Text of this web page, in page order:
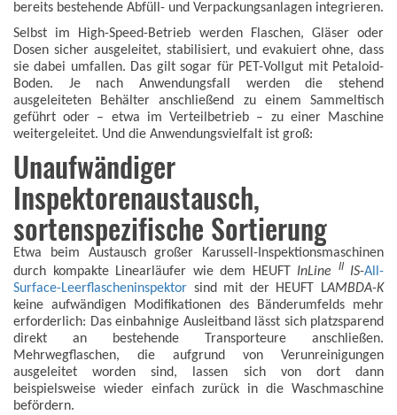
bereits bestehende Abfüll- und Verpackungsanlagen integrieren.
Selbst im High-Speed-Betrieb werden Flaschen, Gläser oder
Dosen sicher ausgeleitet, stabilisiert, und evakuiert ohne, dass
sie dabei umfallen. Das gilt sogar für PET-Vollgut mit Petaloid-
Boden. Je nach Anwendungsfall werden die stehend
ausgeleiteten Behälter anschließend zu einem Sammeltisch
geführt oder – etwa im Verteilbetrieb – zu einer Maschine
weitergeleitet. Und die Anwendungsvielfalt ist groß:
Unaufwändiger
Inspektorenaustausch,
sortenspezifische Sortierung
Etwa beim Austausch großer Karussell-Inspektionsmaschinen
durch kompakte Linearläufer wie dem HEUFT
InLine IIIS-All-
Surface-Leerflascheninspektor sind mit der HEUFT LAMBDA-K
keine aufwändigen Modifikationen des Bänderumfelds mehr
erforderlich: Das einbahnige Ausleitband lässt sich platzsparend
direkt an bestehende Transporteure anschließen.
Mehrwegflaschen, die aufgrund von Verunreinigungen
ausgeleitet worden sind, lassen sich von dort dann
beispielsweise wieder einfach zurück in die Waschmaschine
befördern.